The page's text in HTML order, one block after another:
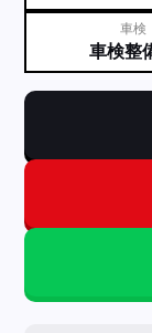
車検
車検整